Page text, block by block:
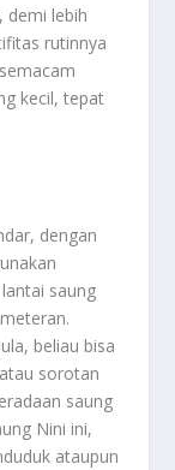
demi lebih
rutinnya
kecil, tepat
dengan
saung
beliau bisa
sorotan
saung
Nini ini,
ataupun